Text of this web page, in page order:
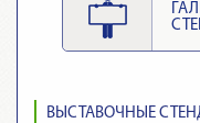
ВЫСТАВОЧНЫЕ